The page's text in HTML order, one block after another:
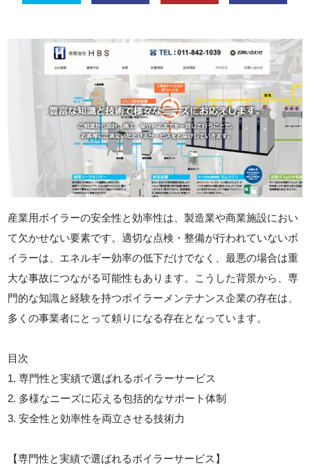
産業用ボイラーの安全性と効率性は、製造業や商業施設におい
て欠かせない要素です。適切な点検・整備が行われていないボ
イラーは、エネルギー効率の低下だけでなく、最悪の場合は重
大な事故につながる可能性もあります。こうした背景から、専
門的な知識と経験を持つボイラーメンテナンス企業の存在は、
多くの事業者にとって頼りになる存在となっています。
目次
1. 専門性と実績で選ばれるボイラーサービス
2. 多様なニーズに応える包括的なサポート体制
3. 安全性と効率性を両立させる技術力
【専門性と実績で選ばれるボイラーサービス】